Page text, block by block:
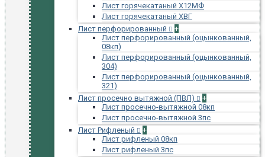
Лист горячекатаный Х12МФ
Лист горячекатаный ХВГ
Лист перфорированный
+
Лист перфорированный (оцынкованный,
08кп)
Лист перфорированный (оцынкованный,
304)
Лист перфорированный (оцынкованный,
321)
Лист просечно вытяжной (ПВЛ)
+
Лист просечно-вытяжной 08кп
Лист просечно-вытяжной 3пс
Лист Рифленый
+
Лист рифленый 08кп
Лист рифленый 3пс